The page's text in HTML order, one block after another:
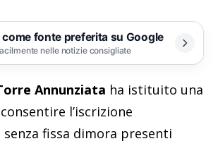
fonte preferita su Google
nelle notizie consigliate
Annunziata ha istituito una
l’iscrizione
senza fissa dimora presenti